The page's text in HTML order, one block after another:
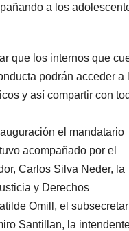
a los
que los internos que
podrán acceder a
y así compartir con
el mandatario
acompañado por el
Carlos Silva Neder, la
y Derechos
Omill, el
Santillan, la